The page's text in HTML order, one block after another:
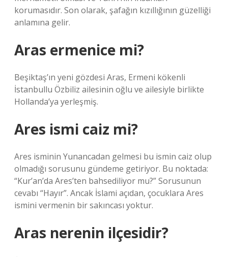
korumasıdır. Son olarak, şafağın kızıllığının güzelliği
anlamına gelir.
Aras ermenice mi?
Beşiktaş’ın yeni gözdesi Aras, Ermeni kökenli
İstanbullu Özbiliz ailesinin oğlu ve ailesiyle birlikte
Hollanda’ya yerleşmiş.
Ares ismi caiz mi?
Ares isminin Yunancadan gelmesi bu ismin caiz olup
olmadığı sorusunu gündeme getiriyor. Bu noktada:
“Kur’an’da Ares’ten bahsediliyor mu?” Sorusunun
cevabı “Hayır”. Ancak İslami açıdan, çocuklara Ares
ismini vermenin bir sakıncası yoktur.
Aras nerenin ilçesidir?